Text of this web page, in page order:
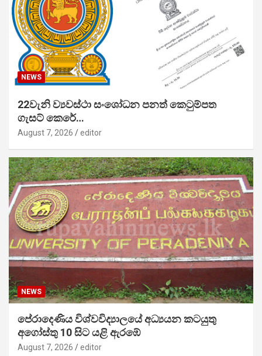
NEWS
22වැනි ව්‍යවස්ථා සංශෝධන පනත් කෙටුම්පත
ගැසට් කෙරේ…
August 7, 2026 editor
NEWS
පේරාදෙණිය විශ්වවිද්‍යාලයේ අධ්‍යයන කටයුතු
අගෝස්තු 10 සිට යළි ඇරඹේ
August 7, 2026 editor